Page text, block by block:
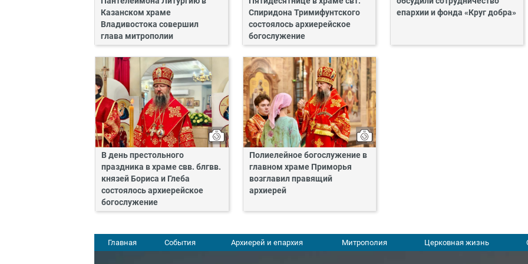
Казанском храме
Владивостока совершил
глава митрополии
Спиридона Тримифунтского
состоялось архиерейское
богослужение
епархии и фонда «Круг добра»
В день престольного
праздника в храме свв. блгвв.
князей Бориса и Глеба
состоялось архиерейское
богослужение
Полиелейное богослужение в
главном храме Приморья
возглавил правящий
архиерей
Главная События Архиерей и епархия Митрополия Церковная жизнь